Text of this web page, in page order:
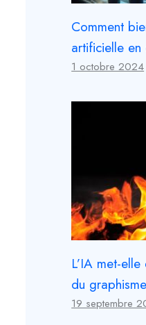
Comment
artificielle
1 octobre 2024
L’IA met-
du
19 septembre